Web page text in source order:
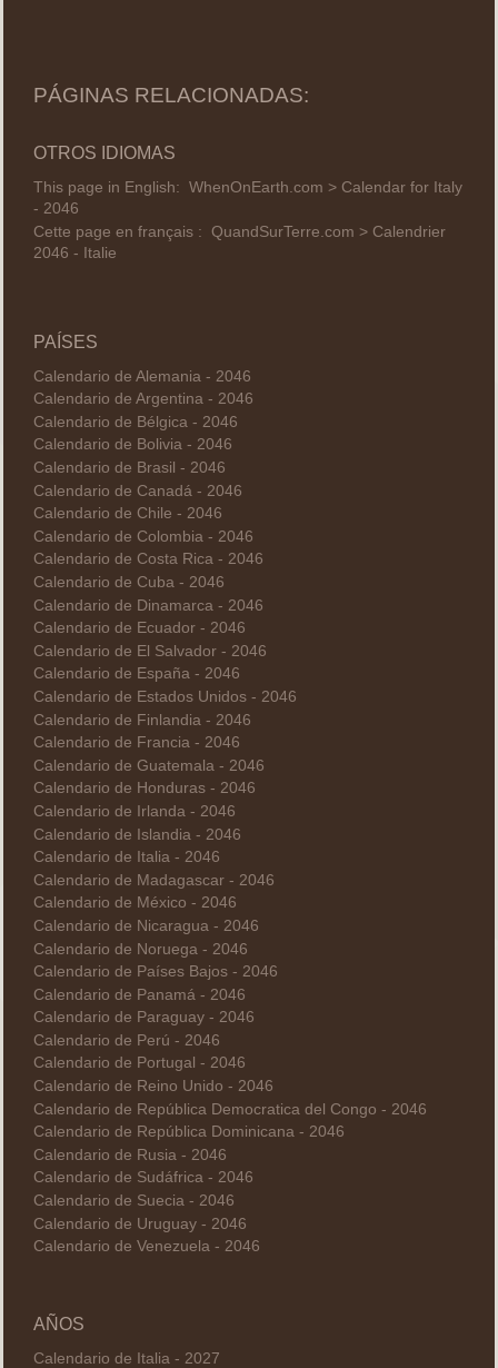
PÁGINAS RELACIONADAS:
OTROS IDIOMAS
This page in English: WhenOnEarth.com > Calendar for Italy
- 2046
Cette page en français : QuandSurTerre.com > Calendrier
2046 - Italie
PAÍSES
Calendario de Alemania - 2046
Calendario de Argentina - 2046
Calendario de Bélgica - 2046
Calendario de Bolivia - 2046
Calendario de Brasil - 2046
Calendario de Canadá - 2046
Calendario de Chile - 2046
Calendario de Colombia - 2046
Calendario de Costa Rica - 2046
Calendario de Cuba - 2046
Calendario de Dinamarca - 2046
Calendario de Ecuador - 2046
Calendario de El Salvador - 2046
Calendario de España - 2046
Calendario de Estados Unidos - 2046
Calendario de Finlandia - 2046
Calendario de Francia - 2046
Calendario de Guatemala - 2046
Calendario de Honduras - 2046
Calendario de Irlanda - 2046
Calendario de Islandia - 2046
Calendario de Italia - 2046
Calendario de Madagascar - 2046
Calendario de México - 2046
Calendario de Nicaragua - 2046
Calendario de Noruega - 2046
Calendario de Países Bajos - 2046
Calendario de Panamá - 2046
Calendario de Paraguay - 2046
Calendario de Perú - 2046
Calendario de Portugal - 2046
Calendario de Reino Unido - 2046
Calendario de República Democratica del Congo - 2046
Calendario de República Dominicana - 2046
Calendario de Rusia - 2046
Calendario de Sudáfrica - 2046
Calendario de Suecia - 2046
Calendario de Uruguay - 2046
Calendario de Venezuela - 2046
AÑOS
Calendario de Italia - 2027